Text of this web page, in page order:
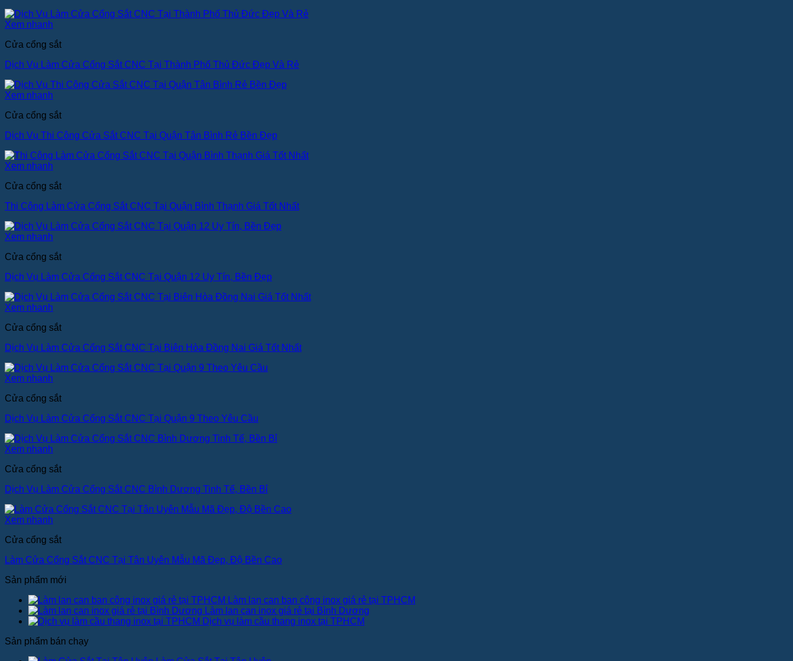
Xem nhanh
Cửa cổng sắt
Dịch Vụ Làm Cửa Cổng Sắt CNC Tại Thành Phố Thủ Đức Đẹp Và Rẻ
Xem nhanh
Cửa cổng sắt
Dịch Vụ Thi Công Cửa Sắt CNC Tại Quận Tân Bình Rẻ Bền Đẹp
Xem nhanh
Cửa cổng sắt
Thi Công Làm Cửa Cổng Sắt CNC Tại Quận Bình Thạnh Giá Tốt Nhất
Xem nhanh
Cửa cổng sắt
Dịch Vụ Làm Cửa Cổng Sắt CNC Tại Quận 12 Uy Tín, Bền Đẹp
Xem nhanh
Cửa cổng sắt
Dịch Vụ Làm Cửa Cổng Sắt CNC Tại Biên Hòa Đồng Nai Giá Tốt Nhất
Xem nhanh
Cửa cổng sắt
Dịch Vụ Làm Cửa Cổng Sắt CNC Tại Quận 9 Theo Yêu Cầu
Xem nhanh
Cửa cổng sắt
Dịch Vụ Làm Cửa Cổng Sắt CNC Bình Dương Tinh Tế, Bền Bỉ
Xem nhanh
Cửa cổng sắt
Làm Cửa Cổng Sắt CNC Tại Tân Uyên Mẫu Mã Đẹp, Độ Bền Cao
Sản phẩm mới
Làm lan can ban công inox giá rẻ tại TPHCM
Làm lan can inox giá rẻ tại Bình Dương
Dịch vụ làm cầu thang inox tại TPHCM
Sản phẩm bán chạy